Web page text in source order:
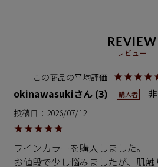
REVIEW
レビュー
okinawasuki 3 購入者
投稿日 2026/07/12
ワインカラーを購入しました。
お値段で少し悩みましたが、肌